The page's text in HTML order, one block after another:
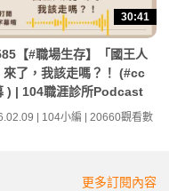
30:41
【#職場生存】「國王人
來了，我該走嗎？！ (#cc
) | 104職涯診所Podcast
| 104小編 | 20660觀看數
更多訂閱內容